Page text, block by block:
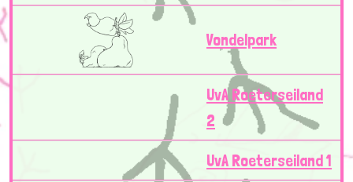
Vondelpark
UvA Roeterseiland
2
UvA Roeterseiland 1